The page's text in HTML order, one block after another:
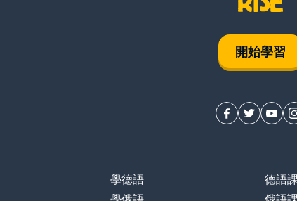
開始學習
學德語
德語